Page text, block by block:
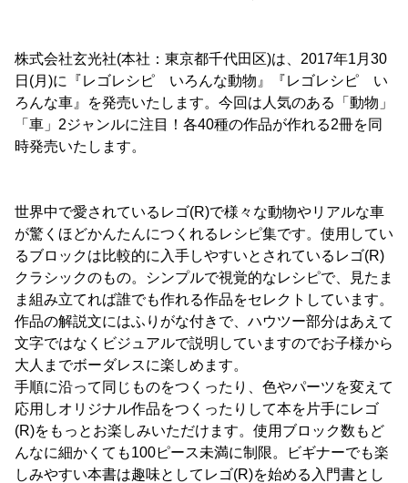
株式会社玄光社(本社：東京都千代田区)は、2017年1月30
日(月)に『レゴレシピ いろんな動物』『レゴレシピ い
ろんな車』を発売いたします。今回は人気のある「動物」
「車」2ジャンルに注目！各40種の作品が作れる2冊を同
時発売いたします。
世界中で愛されているレゴ(R)で様々な動物やリアルな車
が驚くほどかんたんにつくれるレシピ集です。使用してい
るブロックは比較的に入手しやすいとされているレゴ(R)
クラシックのもの。シンプルで視覚的なレシピで、見たま
ま組み立てれば誰でも作れる作品をセレクトしています。
作品の解説文にはふりがな付きで、ハウツー部分はあえて
文字ではなくビジュアルで説明していますのでお子様から
大人までボーダレスに楽しめます。
手順に沿って同じものをつくったり、色やパーツを変えて
応用しオリジナル作品をつくったりして本を片手にレゴ
(R)をもっとお楽しみいただけます。使用ブロック数もど
んなに細かくても100ピース未満に制限。ビギナーでも楽
しみやすい本書は趣味としてレゴ(R)を始める入門書とし